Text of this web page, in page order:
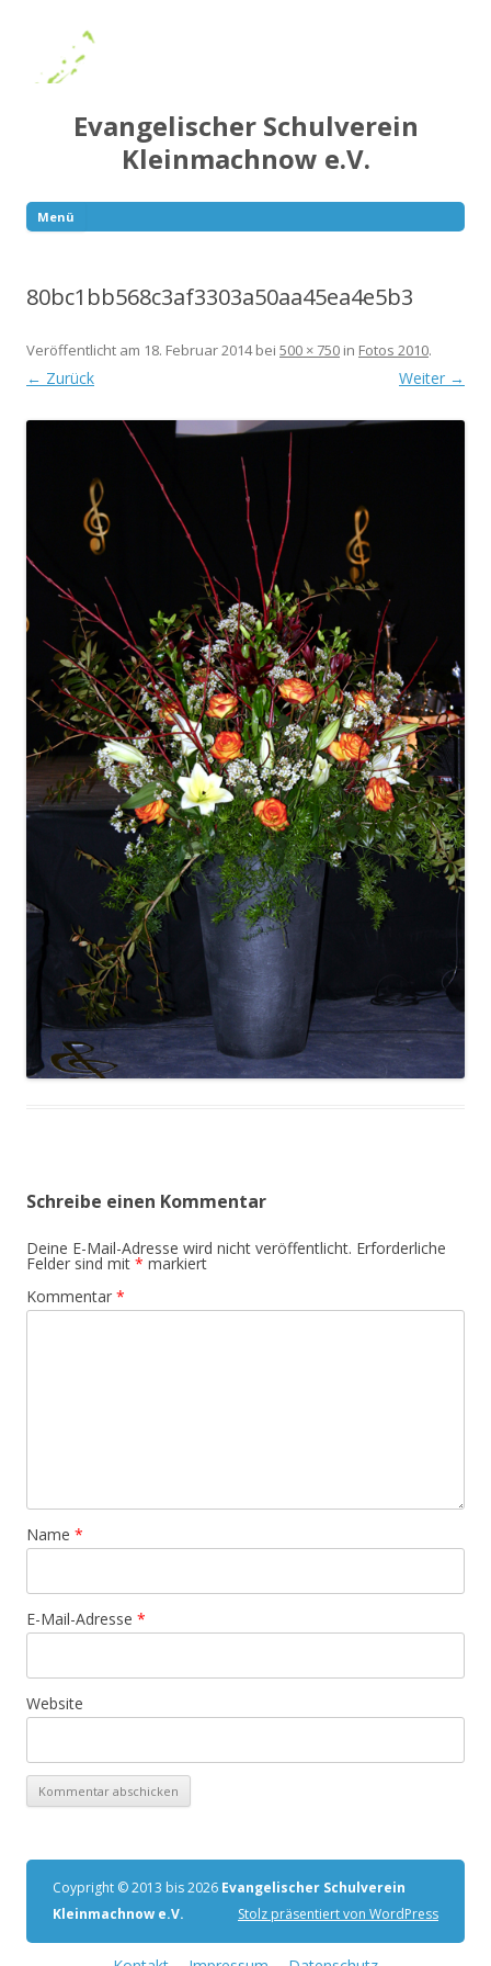
Evangelischer Schulverein
Kleinmachnow e.V.
Menü
80bc1bb568c3af3303a50aa45ea4e5b3
Veröffentlicht am 18. Februar 2014bei 500 × 750 in Fotos 2010.
← Zurück Weiter →
Schreibe einen Kommentar
Deine E-Mail-Adresse wird nicht veröffentlicht. Erforderliche
Felder sind mit * markiert
Kommentar *
Name *
E-Mail-Adresse *
Website
Coypright © 2013 bis 2026 Evangelischer Schulverein
Kleinmachnow e.V.
Stolz präsentiert von WordPress